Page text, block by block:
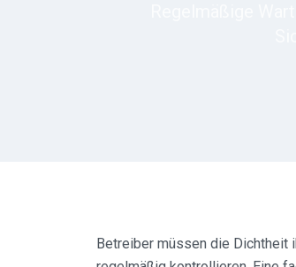
Betreiber müssen die Dichtheit